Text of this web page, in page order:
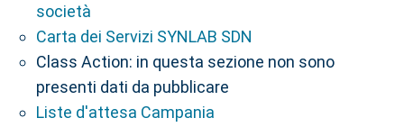
società
Carta dei Servizi SYNLAB SDN
Class Action: in questa sezione non sono
presenti dati da pubblicare
Liste d'attesa Campania